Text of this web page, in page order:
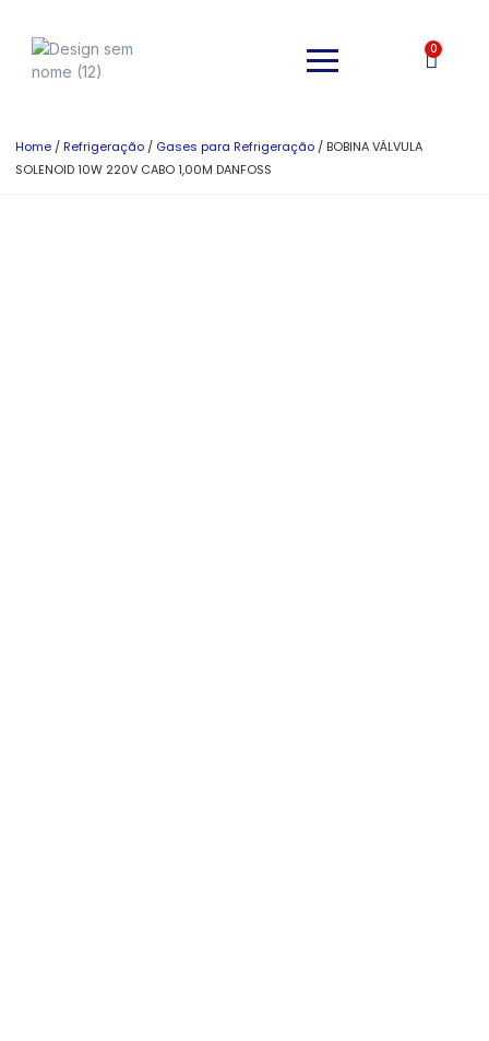
0
Home /Refrigeração / Gases para Refrigeração / BOBINA VÁLVULA
SOLENOID 10W 220V CABO 1,00M DANFOSS